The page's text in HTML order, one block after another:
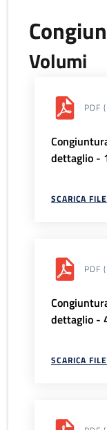
Volumi
PDF
dettaglio -
SCARICA FILE
PDF
dettaglio -
SCARICA FILE